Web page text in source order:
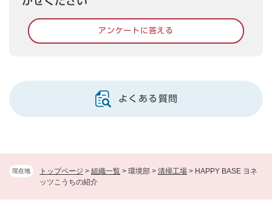
現在地 トップページ > 組織一覧 > 環境部 > 清掃工場 > HAPPY BASE ヨネ
ッツこうちの紹介
アンケートに答える
よくある質問